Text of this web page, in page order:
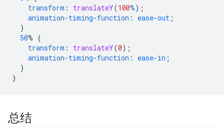
transform : translateY(100%);
animation-timing-function : ease-out ;
}
50% {
transform : translateY(0);
animation-timing-function : ease-in ;
}
}
总结